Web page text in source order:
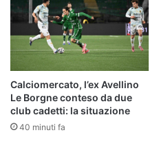
Calciomercato, l’ex Avellino
Le Borgne conteso da due
club cadetti: la situazione
40 minuti fa